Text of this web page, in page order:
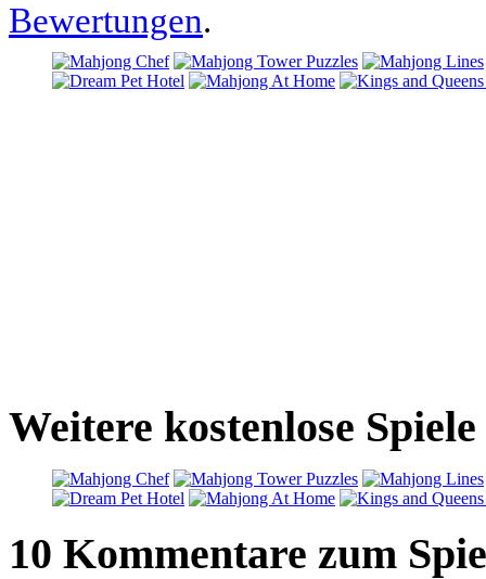
Bewertungen.
Weitere kostenlose
10 Kommentare zum